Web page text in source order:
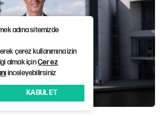
adına sitemizde
çerez kullanımına izin
almak içinÇerez
inceleyebilirsiniz
KABUL ET